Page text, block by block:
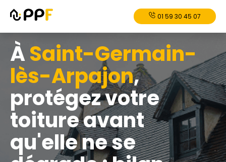
01 59 30 45 07
ÀSaint-Germain-
lès-Arpajon,
protégez votre
toiture avant
qu'elle ne se